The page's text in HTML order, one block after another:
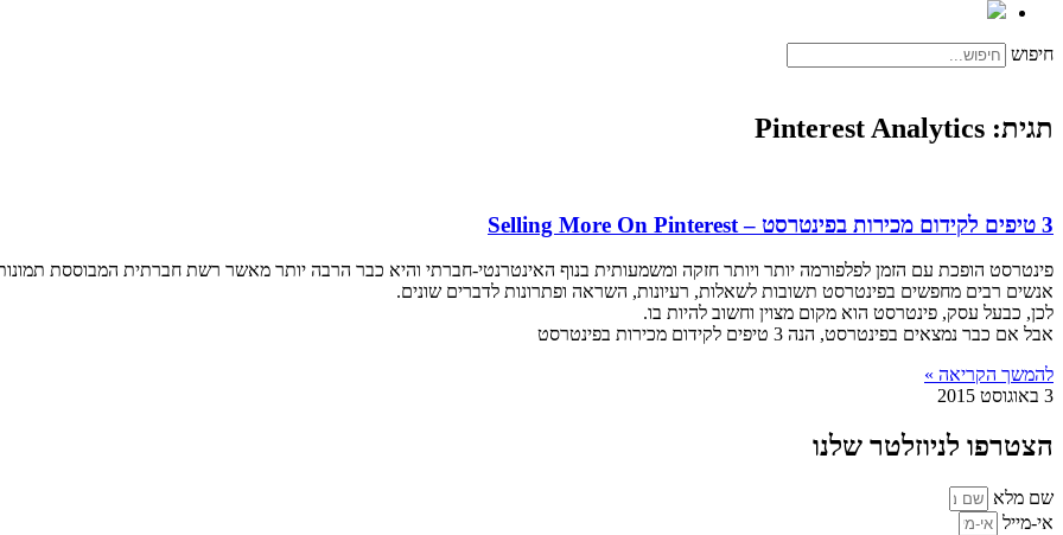
חיפוש
תגית: Pinterest Analytics
3 טיפים לקידום מכירות בפינטרסט – Selling More On Pinterest
פינטרסט הופכת עם הזמן לפלפורמה יותר ויותר חזקה ומשמעותית בנוף האינטרנטי-חברתי והיא כבר הרבה יותר מאשר רשת חברתית המבוססת תמונות
אנשים רבים מחפשים בפינטרסט תשובות לשאלות, רעיונות, השראה ופתרונות לדברים שונים.
לכן, כבעל עסק, פינטרסט הוא מקום מצוין וחשוב להיות בו.
אבל אם כבר נמצאים בפינטרסט, הנה 3 טיפים לקידום מכירות בפינטרסט
להמשך הקריאה »
3 באוגוסט 2015
הצטרפו לניוזלטר שלנו
שם מלא
אי-מייל